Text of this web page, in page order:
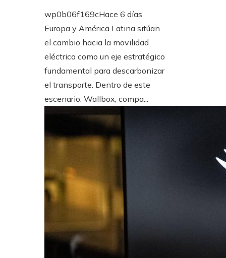
wp0b06f169cHace 6 días
Europa y América Latina sitúan
el cambio hacia la movilidad
eléctrica como un eje estratégico
fundamental para descarbonizar
el transporte. Dentro de este
escenario, Wallbox, compa...